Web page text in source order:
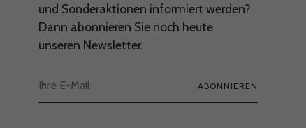
und Sonderaktionen informiert werden?
Dann abonnieren Sie noch heute
unseren Newsletter.
E-
ABONNIEREN